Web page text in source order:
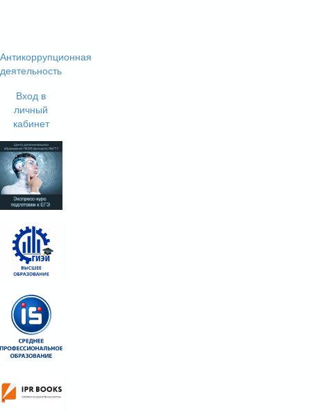
Антикоррупционная
деятельность
Вход в
личный
кабинет